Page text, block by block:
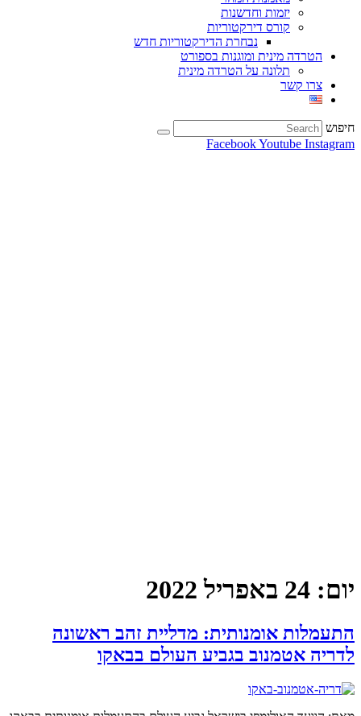
יזמות וחדשנות
קורס דירקטוריות
נבחרת הדירקטוריות חדש
הטרדה מינית ומוגנות בספורט
תלונה על הטרדה מינית
צרו קשר
חיפוש
FacebookYoutube Instagram
יום: 24 באפריל 2022
התעמלות אומנותית: מדליית זהב ראשונה
לדריה אטמנוב בגביע העולם בבאקו